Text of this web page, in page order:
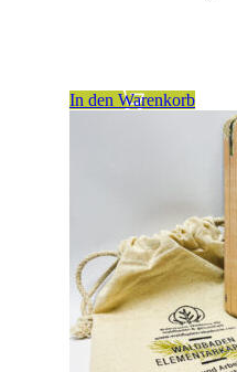
In den Warenkorb